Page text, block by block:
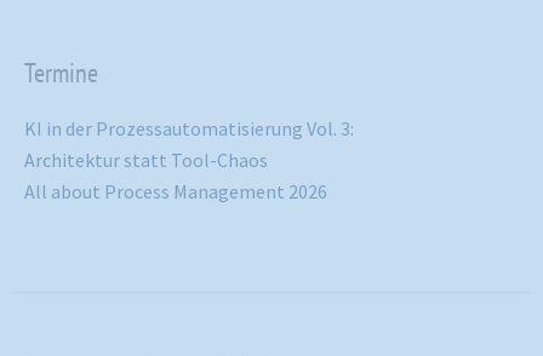
Termine
KI in der Prozessautomatisierung Vol. 3:
Architektur statt Tool-Chaos
All about Process Management 2026